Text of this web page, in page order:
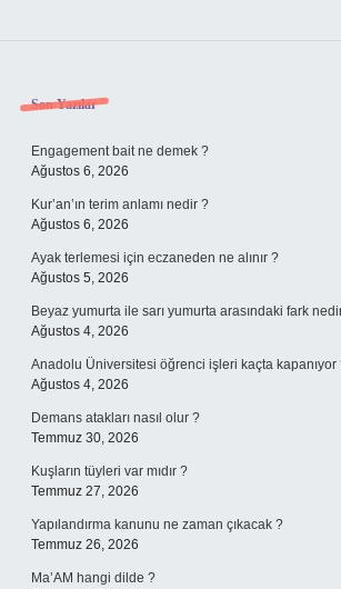
Sidebar
Son Yazılar
Engagement bait ne demek ?
Ağustos 6, 2026
Kur’an’ın terim anlamı nedir ?
Ağustos 6, 2026
Ayak terlemesi için eczaneden ne alınır ?
Ağustos 5, 2026
Beyaz yumurta ile sarı yumurta arasındaki fark
Ağustos 4, 2026
Anadolu Üniversitesi öğrenci işleri kaçta kapanıyor
Ağustos 4, 2026
Demans atakları nasıl olur ?
Temmuz 30, 2026
Kuşların tüyleri var mıdır ?
Temmuz 27, 2026
Yapılandırma kanunu ne zaman çıkacak ?
Temmuz 26, 2026
Ma’AM hangi dilde ?